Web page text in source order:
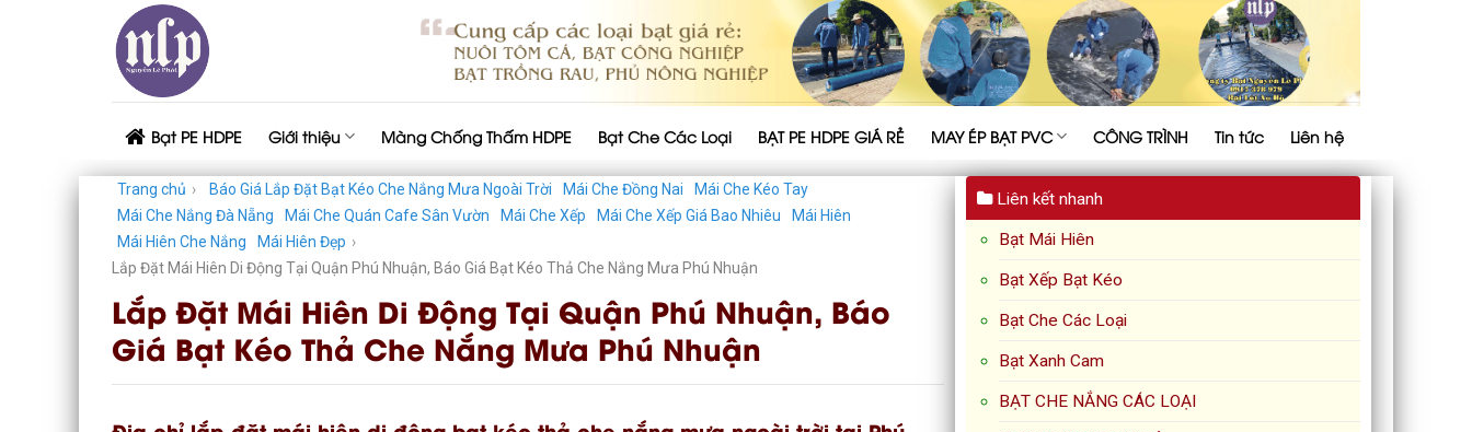
Bạt PE HDPE Giới thiệu Màng Chống Thấm HDPE Bạt Che Các Loại BẠT PE HDPE GIÁ RẺ MAY ÉP BẠT PVC CÔNG TRÌNH Tin tức Liên hệ
Trang chủ › Báo Giá Lắp Đặt Bạt Kéo Che Nắng Mưa Ngoài Trời Mái Che Đồng Nai
Mái Che Kéo Tay
Mái Che Nắng Đà Nẵng
Mái Che Quán Cafe Sân Vườn Mái Che Xếp Mái Che Xếp Giá Bao Nhiêu
Mái Hiên
Mái Hiên Che Nắng
Mái Hiên Đẹp ›
Lắp Đặt Mái Hiên Di Động Tại Quận Phú Nhuận, Báo Giá Bạt Kéo Thả Che Nắng Mưa Phú Nhuận
Lắp Đặt Mái Hiên Di Động Tại Quận Phú Nhuận, Báo
Giá Bạt Kéo Thả Che Nắng Mưa Phú Nhuận
Liên kết nhanh
Bạt Mái Hiên
Bạt Xếp Bạt Kéo
Bạt Che Các Loại
Bạt Xanh Cam
BẠT CHE NẮNG CÁC LOẠI